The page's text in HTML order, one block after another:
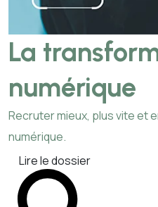
La
numérique
Recruter mieux, plus vite et
numérique.
Lire le dossier